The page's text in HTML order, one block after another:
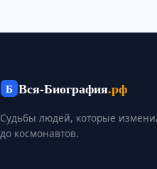
Б Вся-Биография.рф
Судьбы людей, которые
до космонавтов.